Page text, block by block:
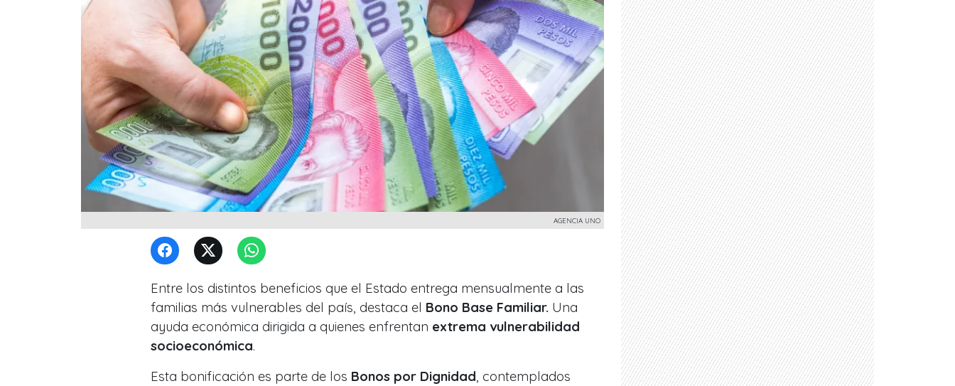
AGENCIA UNO
Entre los distintos beneficios que el Estado entrega mensualmente a las
familias más vulnerables del país, destaca el Bono Base Familiar. Una
ayuda económica dirigida a quienes enfrentan extrema vulnerabilidad
socioeconómica.
Esta bonificación es parte de los Bonos por Dignidad , contemplados